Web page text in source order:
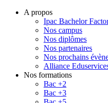
A propos
Ipac Bachelor
Nos campus
Nos diplômes
Nos partenaires
Nos prochains
Alliance
Nos formations
Bac +2
Bac +3